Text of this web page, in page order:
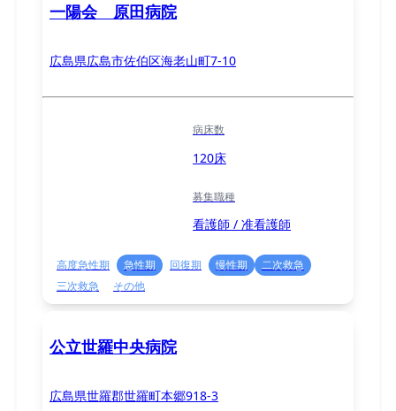
一陽会 原田病院
広島県広島市佐伯区海老山町7-10
病床数
120床
募集職種
看護師 / 准看護師
高度急性期 急性期 回復期 慢性期
二次救急
三次救急
その他
公立世羅中央病院
広島県世羅郡世羅町本郷918-3